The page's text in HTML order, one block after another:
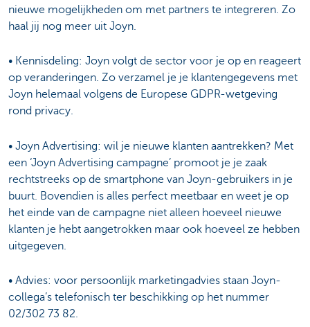
nieuwe mogelijkheden om met partners te integreren. Zo
haal jij nog meer uit Joyn.
• Kennisdeling: Joyn volgt de sector voor je op en reageert
op veranderingen. Zo verzamel je je klantengegevens met
Joyn helemaal volgens de Europese GDPR-wetgeving
rond privacy.
• Joyn Advertising: wil je nieuwe klanten aantrekken? Met
een ‘Joyn Advertising campagne’ promoot je je zaak
rechtstreeks op de smartphone van Joyn-gebruikers in je
buurt. Bovendien is alles perfect meetbaar en weet je op
het einde van de campagne niet alleen hoeveel nieuwe
klanten je hebt aangetrokken maar ook hoeveel ze hebben
uitgegeven.
• Advies: voor persoonlijk marketingadvies staan Joyn-
collega’s telefonisch ter beschikking op het nummer
02/302 73 82.